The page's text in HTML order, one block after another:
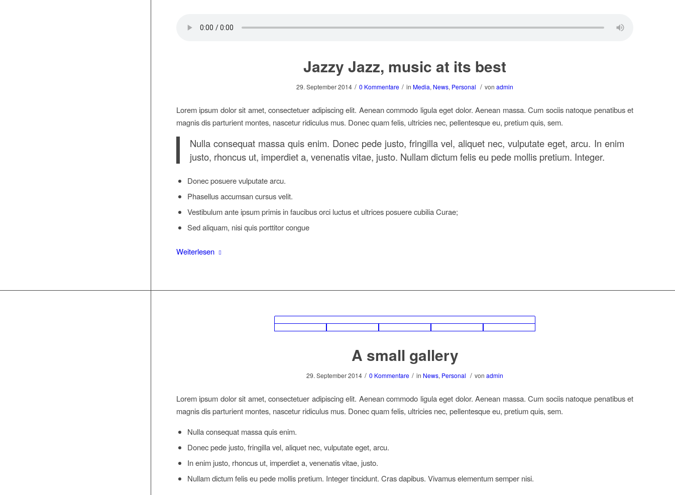
Jazzy Jazz, music at its best
29. September 2014 / 0 Kommentare / in Media, News, Personal / von admin
Lorem ipsum dolor sit amet, consectetuer adipiscing elit. Aenean commodo ligula eget dolor. Aenean massa. Cum sociis natoque penatibus et
magnis dis parturient montes, nascetur ridiculus mus. Donec quam felis, ultricies nec, pellentesque eu, pretium quis, sem.
Nulla consequat massa quis enim. Donec pede justo, fringilla vel, aliquet nec, vulputate eget, arcu. In enim
justo, rhoncus ut, imperdiet a, venenatis vitae, justo. Nullam dictum felis eu pede mollis pretium. Integer.
Donec posuere vulputate arcu.
Phasellus accumsan cursus velit.
Vestibulum ante ipsum primis in faucibus orci luctus et ultrices posuere cubilia Curae;
Sed aliquam, nisi quis porttitor congue
Weiterlesen
A small gallery
29. September 2014 / 0 Kommentare / in News, Personal / von admin
Lorem ipsum dolor sit amet, consectetuer adipiscing elit. Aenean commodo ligula eget dolor. Aenean massa. Cum sociis natoque penatibus et
magnis dis parturient montes, nascetur ridiculus mus. Donec quam felis, ultricies nec, pellentesque eu, pretium quis, sem.
Nulla consequat massa quis enim.
Donec pede justo, fringilla vel, aliquet nec, vulputate eget, arcu.
In enim justo, rhoncus ut, imperdiet a, venenatis vitae, justo.
Nullam dictum felis eu pede mollis pretium. Integer tincidunt. Cras dapibus. Vivamus elementum semper nisi.